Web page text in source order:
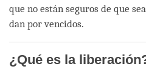
que no están seguros de que
dan por vencidos.
¿Qué es la